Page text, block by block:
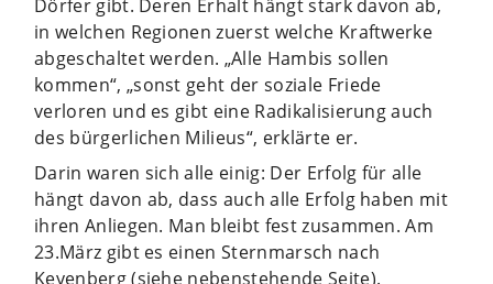
Dörfer gibt. Deren Erhalt hängt stark davon ab,
in welchen Regionen zuerst welche Kraftwerke
abgeschaltet werden. „Alle Hambis sollen
kommen“, „sonst geht der soziale Friede
verloren und es gibt eine Radikalisierung auch
des bürgerlichen Milieus“, erklärte er.
Darin waren sich alle einig: Der Erfolg für alle
hängt davon ab, dass auch alle Erfolg haben mit
ihren Anliegen. Man bleibt fest zusammen. Am
23.März gibt es einen Sternmarsch nach
Keyenberg (siehe nebenstehende Seite).